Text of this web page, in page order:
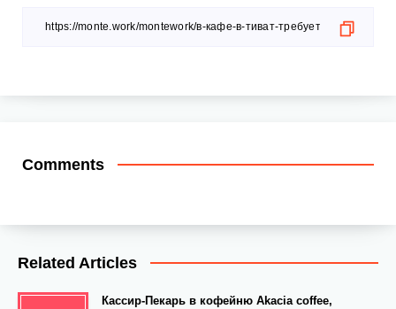
Comments
Related Articles
Кассир-Пекарь в кофейню Akacia coffee,